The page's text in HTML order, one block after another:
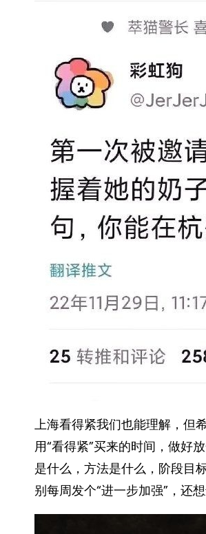
上海看得紧我们也能理解，但
用“看得紧”买来的时间，做好
是什么，方法是什么，阶段目标
别每周发个“进一步加强”，还